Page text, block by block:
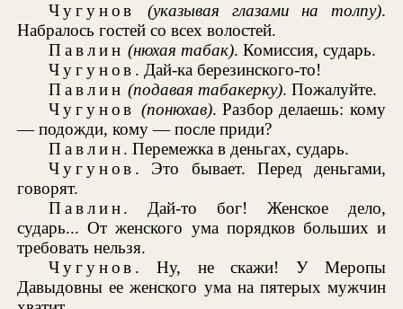
Чугунов (указывая глазами на толпу).
Набралось гостей со всех волостей.
Павлин (нюхая табак). Комиссия, сударь.
Чугунов . Дай-ка березинского-то!
Павлин (подавая табакерку). Пожалуйте.
Чугунов (понюхав). Разбор делаешь: кому
— подожди, кому — после приди?
Павлин. Перемежка в деньгах, сударь.
Чугунов . Это бывает. Перед деньгами,
говорят.
Павлин. Дай-то бог! Женское дело,
сударь... От женского ума порядков больших и
требовать нельзя.
Чугунов . Ну, не скажи! У Меропы
Давыдовны ее женского ума на пятерых мужчин